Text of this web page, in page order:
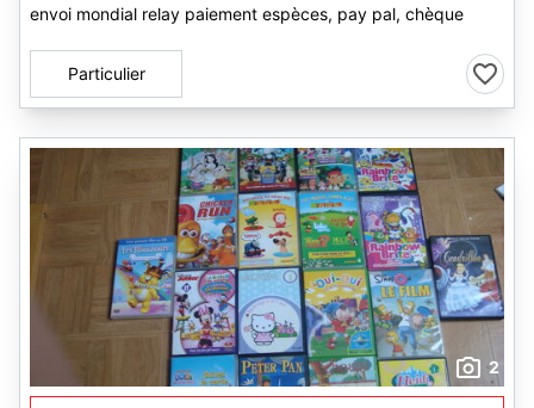
envoi mondial relay paiement espèces, pay pal, chèque
Particulier
2